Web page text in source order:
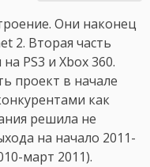
Они наконец
2. Вторая часть
PS3 и Xbox 360.
проект в начале
как
решила не
на начало 2011-
март 2011).